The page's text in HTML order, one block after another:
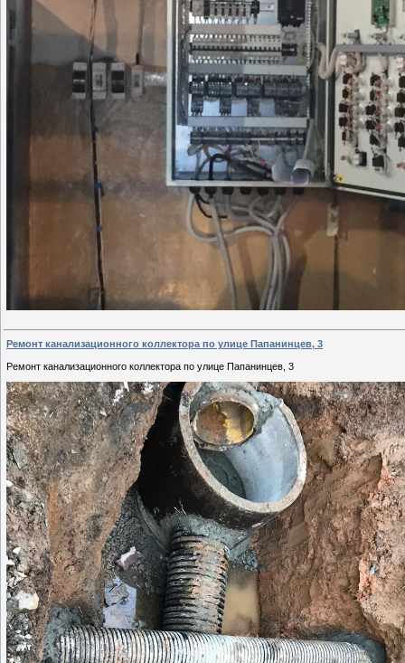
Ремонт канализационного коллектора по улице Папанинцев, 3
Ремонт канализационного коллектора по улице Папанинцев, 3